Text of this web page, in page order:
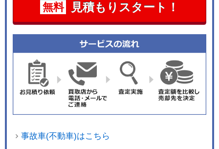
無料 見積もりスタート！
事故車(不動車)はこちら